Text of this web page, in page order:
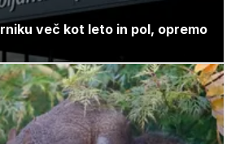
več kot leto in pol, opremo